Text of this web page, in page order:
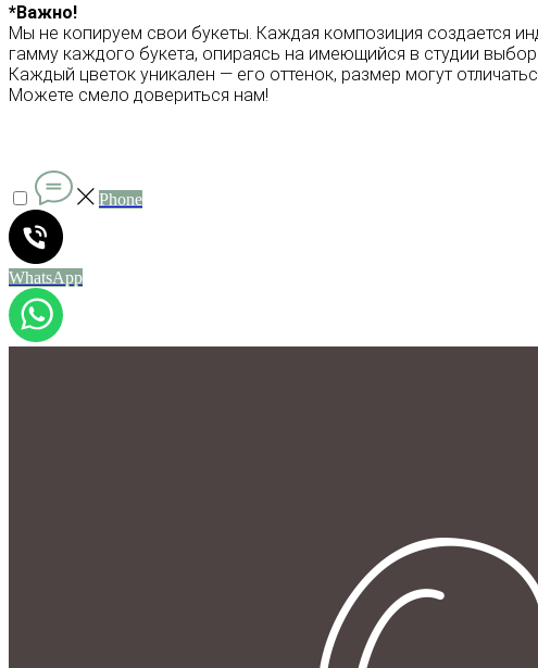
*Важно!
Мы не копируем свои букеты. Каждая композиция создается
гамму каждого букета, опираясь на имеющийся в студии выбор
Каждый цветок уникален — его оттенок, размер могут
Можете смело довериться нам!
Phone
WhatsApp